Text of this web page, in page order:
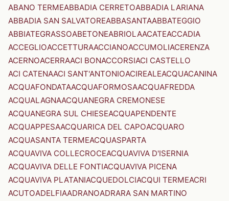
ABANO TERMEABBADIA CERRETOABBADIA LARIANA
ABBADIA SAN SALVATOREABBASANTAABBATEGGIO
ABBIATEGRASSOABETONEABRIOLAACATEACCADIA
ACCEGLIOACCETTURAACCIANOACCUMOLIACERENZA
ACERNOACERRAACI BONACCORSIACI CASTELLO
ACI CATENAACI SANT'ANTONIOACIREALEACQUACANINA
ACQUAFONDATAACQUAFORMOSAACQUAFREDDA
ACQUALAGNAACQUANEGRA CREMONESE
ACQUANEGRA SUL CHIESEACQUAPENDENTE
ACQUAPPESAACQUARICA DEL CAPOACQUARO
ACQUASANTA TERMEACQUASPARTA
ACQUAVIVA COLLECROCEACQUAVIVA D'ISERNIA
ACQUAVIVA DELLE FONTIACQUAVIVA PICENA
ACQUAVIVA PLATANIACQUEDOLCIACQUI TERMEACRI
ACUTOADELFIAADRANOADRARA SAN MARTINO